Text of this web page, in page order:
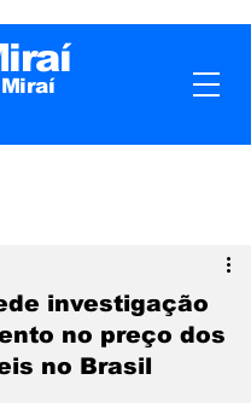
investigação
no preço dos
no Brasil